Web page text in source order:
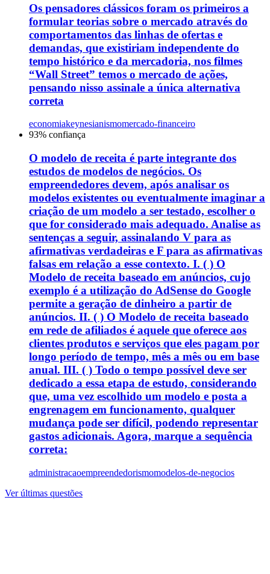
Os pensadores clássicos foram os primeiros a
formular teorias sobre o mercado através do
comportamentos das linhas de ofertas e
demandas, que existiriam independente do
tempo histórico e da mercadoria, nos filmes
“Wall Street” temos o mercado de ações,
pensando nisso assinale a única alternativa
correta
economiakeynesianismomercado-financeiro
93% confiança
O modelo de receita é parte integrante dos
estudos de modelos de negócios. Os
empreendedores devem, após analisar os
modelos existentes ou eventualmente imaginar a
criação de um modelo a ser testado, escolher o
que for considerado mais adequado. Analise as
sentenças a seguir, assinalando V para as
afirmativas verdadeiras e F para as afirmativas
falsas em relação a esse contexto. I. ( ) O
Modelo de receita baseado em anúncios, cujo
exemplo é a utilização do AdSense do Google
permite a geração de dinheiro a partir de
anúncios. II. ( ) O Modelo de receita baseado
em rede de afiliados é aquele que oferece aos
clientes produtos e serviços que eles pagam por
longo período de tempo, mês a mês ou em base
anual. III. ( ) Todo o tempo possível deve ser
dedicado a essa etapa de estudo, considerando
que, uma vez escolhido um modelo e posta a
engrenagem em funcionamento, qualquer
mudança pode ser difícil, podendo representar
gastos adicionais. Agora, marque a sequência
correta:
administracaoempreendedorismomodelos-de-negocios
Ver últimas questões